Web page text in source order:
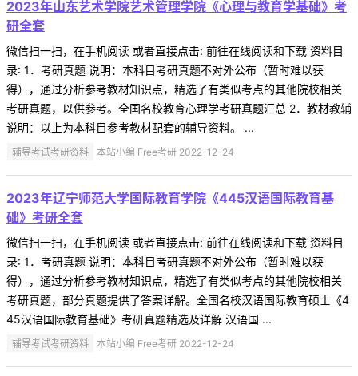
2023年山东艺术学院艺术管理学院《心理与教育学基础》考
研全套
微信扫一扫，在手机阅读 或者直接点击: 前往在线阅读和下载 资料目
录: 1．考研真题 说明：本科目考研真题不对外公布（暂时难以获
得），通过分析参考教材知识点，精选了有类似考点的其他院校相关
考研真题，以供参考。全国名校教育心理学考研真题汇总 2．教材教辅
说明：以上为本科目参考教材配套的辅导资料。 ...
辅导考试考研资料 本站小编 Free考研 2022-12-24
2023年辽宁师范大学国际教育学院《445汉语国际教育基
础》考研全套
微信扫一扫，在手机阅读 或者直接点击: 前往在线阅读和下载 资料目
录: 1．考研真题 说明：本科目考研真题不对外公布（暂时难以获
得），通过分析参考教材知识点，精选了有类似考点的其他院校相关
考研真题，部分真题提供了答案详解。全国名校汉语国际教育硕士《4
45汉语国际教育基础》考研真题精选及详解 汉语国 ...
辅导考试考研资料 本站小编 Free考研 2022-12-24